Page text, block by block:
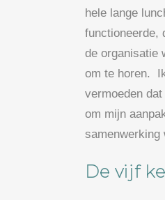
hele lange
functioneerde,
de organisatie
om te horen.
vermoeden
om mijn
samenwerking
De vijf